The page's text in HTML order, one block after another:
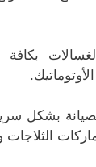
بكافة
بشكل
ماركات